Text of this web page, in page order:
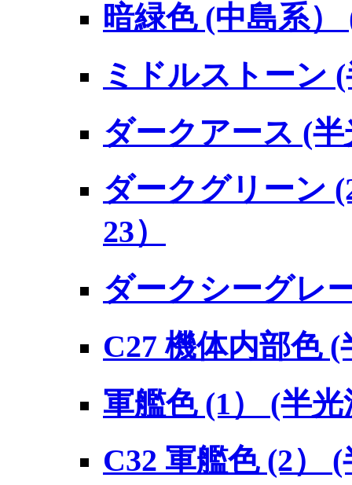
暗緑色 (中島系）
ミドルストーン
ダークアース (
ダークグリーン
23）
ダークシーグレ
C27 機体内部色 (
軍艦色 (1） (半
C32 軍艦色 (2）